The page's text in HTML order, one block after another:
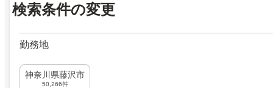
検索条件の変更
勤務地
神奈川県藤沢市
50,266件